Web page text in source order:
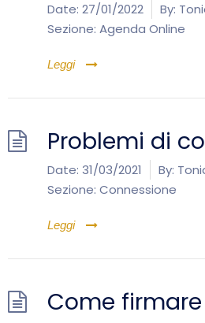
Date: 27/01/2022 By:
Sezione: Agenda Online
Leggi
Problemi di
Date: 31/03/2021 By:
Sezione: Connessione
Leggi
Come